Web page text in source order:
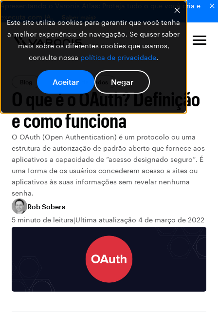
Este site utiliza cookies para garantir que você tenha
a melhor experiência de navegação. Se quiser saber
mais sobre os diferentes cookies que usamos,
consulte nossa política de privacidade.
Aceitar Negar
Apresentando o Varonis Atlas: Proteja tudo o que você cria e
executa com IA.
Saber mais
Blog Segurança de Dados
O que é o OAuth? Definição
e como funciona
O OAuth (Open Authentication) é um protocolo ou uma
estrutura de autorização de padrão aberto que fornece aos
aplicativos a capacidade de “acesso designado seguro”. É
uma forma de os usuários concederem acesso a sites ou
aplicativos às suas informações sem revelar nenhuma
senha.
Rob Sobers
5 minuto de leitura Ultima atualização 4 de março de 2022